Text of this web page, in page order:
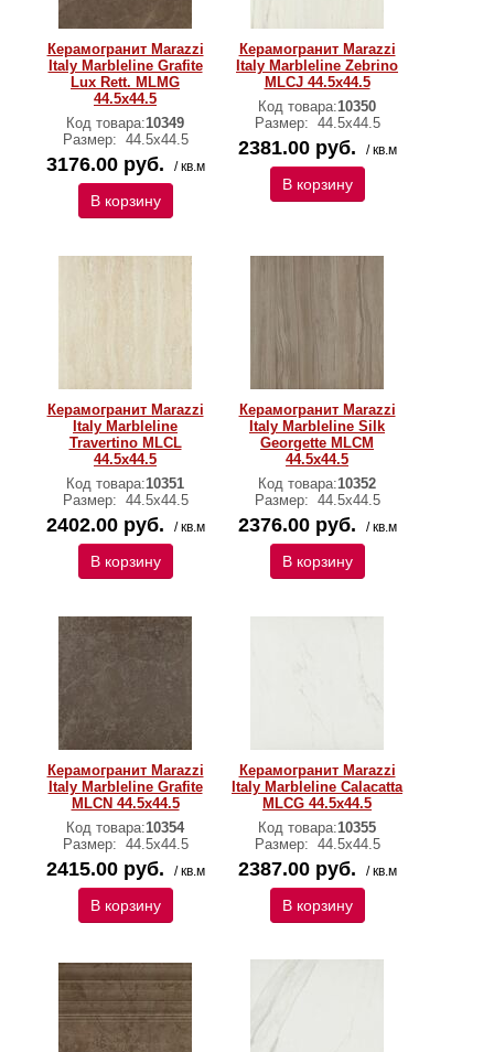
Керамогранит Marazzi
Italy Marbleline Grafite
Lux Rett. MLMG
44.5х44.5
Код товара:10349
Размер: 44.5х44.5
3176.00 руб. / кв.м
В корзину
Керамогранит Marazzi
Italy Marbleline Zebrino
MLCJ 44.5х44.5
Код товара:10350
Размер: 44.5х44.5
2381.00 руб. / кв.м
В корзину
Керамогранит Marazzi
Italy Marbleline
Travertino MLCL
44.5х44.5
Код товара:10351
Размер: 44.5х44.5
2402.00 руб. / кв.м
В корзину
Керамогранит Marazzi
Italy Marbleline Silk
Georgette MLCM
44.5х44.5
Код товара:10352
Размер: 44.5х44.5
2376.00 руб. / кв.м
В корзину
Керамогранит Marazzi
Italy Marbleline Grafite
MLCN 44.5х44.5
Код товара:10354
Размер: 44.5х44.5
2415.00 руб. / кв.м
В корзину
Керамогранит Marazzi
Italy Marbleline Calacatta
MLCG 44.5х44.5
Код товара:10355
Размер: 44.5х44.5
2387.00 руб. / кв.м
В корзину